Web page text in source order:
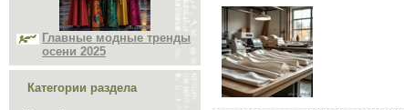
Главные модные тренды
осени 2025
Категории раздела